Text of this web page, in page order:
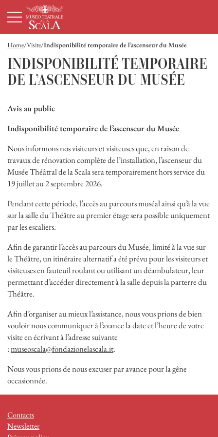
Page d'accueilNavigation principale
Home Visite Indisponibilité temporaire de l’ascenseur du Musée
INDISPONIBILITÉ TEMPORAIRE
DE L’ASCENSEUR DU MUSÉE
Avis au public
Indisponibilité temporaire de l’ascenseur du Musée
Nous informons nos visiteurs et visiteuses que, en raison de
travaux de rénovation complète de l’installation, l’ascenseur du
Musée Théâtral de la Scala sera temporairement hors service du
19 juillet au 2 septembre 2026.
Pendant cette période, l’accès au parcours muséal ainsi qu’à la vue
sur la salle du Théâtre au premier étage sera possible uniquement
par les escaliers.
Afin de garantir l’accès au parcours du Musée, limité à la vue sur
le Théâtre, un itinéraire alternatif a été prévu pour les visiteurs et
visiteuses en fauteuil roulant ou utilisant un déambulateur, leur
permettant d’accéder directement à la salle depuis la parterre du
Théâtre.
Afin d’organiser au mieux l’assistance, nous vous prions de bien
vouloir nous communiquer à l’avance la date et l’heure de votre
visite en écrivant à l’adresse suivante
:museoscala@fondazionelascala.it.
Nous vous prions de nous excuser par avance pour la gêne
occasionnée.
Contacts
Newsletter